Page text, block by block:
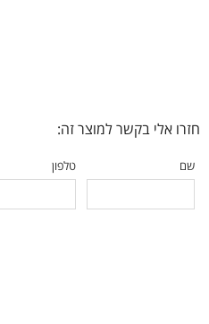
חזרו אלי בקשר למוצר זה:
שם טלפון